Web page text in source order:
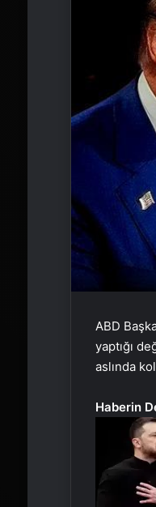
ABD
yaptığı
aslında
Haberin